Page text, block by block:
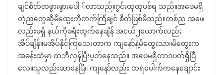
ချင်စိတ်တဖွားဖွားပေါ ်လာသည်။ဂွင်းထုထုပစ်ရ သည်။အဖေမရှိ
တဲ့ညတွေဆိုမိထွေးကိုတက်ကြံချင် စိတ်ဖြစ်မိသည်။တစ်ည အဖေ
လည်းမရှိ နယ်ကိုခရီးထွက်နေချိန် အငယ်၂ယောက်လည်း
အိပ်ချိန်။မအိပ်နိုင်ကြသေးတာက ကျနော်နဲ့မိထွေးသာ။မိထွေးက
အခန်းထဲမှာ ထဘီလှန်ပြီးပွတ်နေသည်။ အဖေမရှိတာ၁ပတ်ရှိပြီ
လေ။သူလည်းဆာနေပြီ။ ကျနော်လည်း ထရံပေါက်ကနေချောင်း